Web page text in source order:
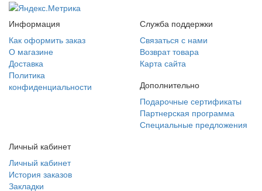
Информация
Как оформить заказ
О магазине
Доставка
Политика
конфиденциальности
Служба поддержки
Связаться с нами
Возврат товара
Карта сайта
Дополнительно
Подарочные сертификаты
Партнерская программа
Специальные предложения
Личный кабинет
Личный кабинет
История заказов
Закладки